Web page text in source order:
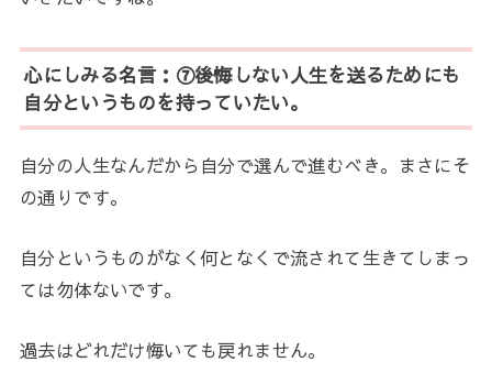
心にしみる名言：⑦後悔しない人生を送るためにも
自分というものを持っていたい。
自分の人生なんだから自分で選んで進むべき。まさにそ
の通りです。
自分というものがなく何となくで流されて生きてしまっ
ては勿体ないです。
過去はどれだけ悔いても戻れません。